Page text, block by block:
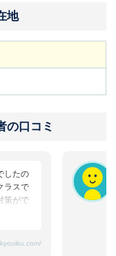
地
の口コミ
したの
ラスで
策がで
す。
数会